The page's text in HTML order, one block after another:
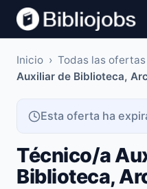
Inicio › Todas las ofertas
Auxiliar de Biblioteca,
Esta oferta ha
Técnico/a
Biblioteca,